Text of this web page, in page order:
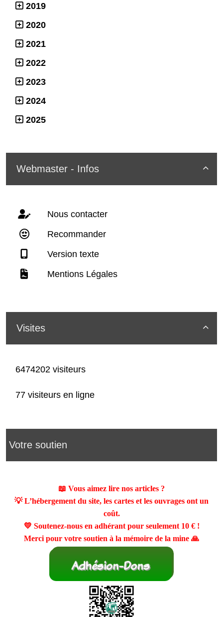
2019
2020
2021
2022
2023
2024
2025

Webmaster - Infos
Nous contacter
Recommander
Version texte
Mentions Légales

Visites
6474202 visiteurs
77 visiteurs en ligne
Votre soutien
📖 Vous aimez lire nos articles ?
💡 L’hébergement du site, les cartes et les ouvrages ont un
coût.
💛 Soutenez-nous en adhérant pour seulement 10 €!
Merci pour votre soutien à la mémoire de la mine 🙏